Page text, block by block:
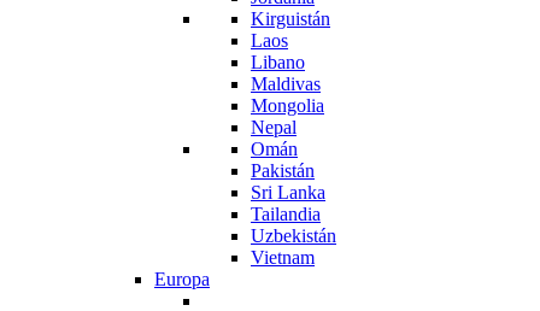
Kirguistán
Laos
Libano
Maldivas
Mongolia
Nepal
Omán
Pakistán
Sri Lanka
Tailandia
Uzbekistán
Vietnam
Europa